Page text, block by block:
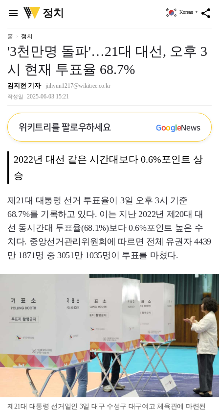
menu
위
키
정치 share
Korean ▼
홈 정치
'3천만명 돌파'…21대 대선, 오후 3
시 현재 투표율 68.7%
김지현 기자 jiihyun1217@wikitree.co.kr
작성일 2025-06-03 15:21
위키트리를 팔로우하세요 GoogleNews
2022년 대선 같은 시간대보다 0.6%포인트 상
승
제21대 대통령 선거 투표율이 3일 오후 3시 기준
68.7%를 기록하고 있다. 이는 지난 2022년 제20대 대
선 동시간대 투표율(68.1%)보다 0.6%포인트 높은 수
치다. 중앙선거관리위원회에 따르면 전체 유권자 4439
만 1871명 중 3051만 1035명이 투표를 마쳤다.
제21대 대통령 선거일인 3일 대구 수성구 대구여고 체육관에 마련된